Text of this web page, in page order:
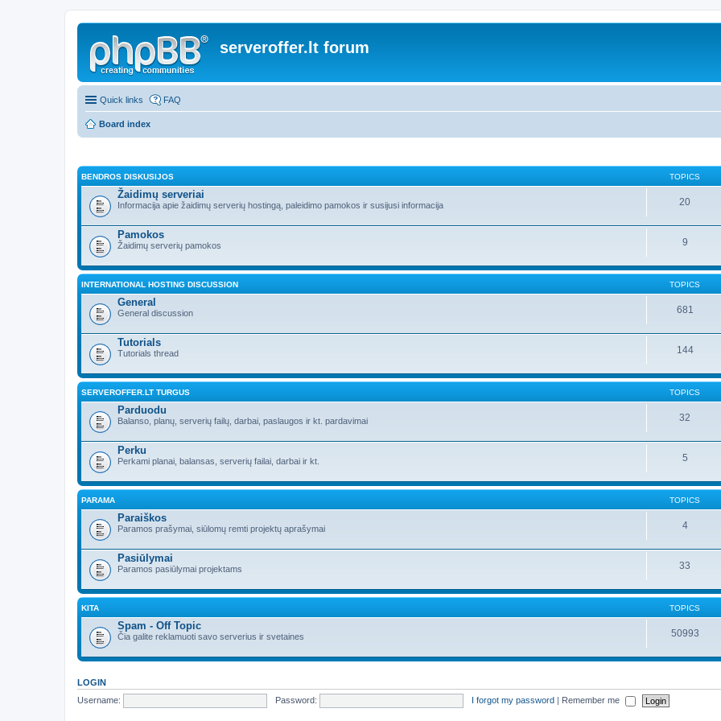
serveroffer.lt forum
Quick links FAQ
Board index
BENDROS DISKUSIJOS TOPICS
Žaidimų serveriai
Informacija apie žaidimų serverių hostingą, paleidimo pamokos ir susijusi informacija 20
Pamokos
Žaidimų serverių pamokos 9
INTERNATIONAL HOSTING DISCUSSION TOPICS
General
General discussion 681
Tutorials
Tutorials thread 144
SERVEROFFER.LT TURGUS TOPICS
Parduodu
Balanso, planų, serverių failų, darbai, paslaugos ir kt. pardavimai 32
Perku
Perkami planai, balansas, serverių failai, darbai ir kt. 5
PARAMA TOPICS
Paraiškos
Paramos prašymai, siūlomų remti projektų aprašymai 4
Pasiūlymai
Paramos pasiūlymai projektams 33
KITA TOPICS
Spam - Off Topic
Čia galite reklamuoti savo serverius ir svetaines 50993
LOGIN
Username:
Password: I forgot my password | Remember me